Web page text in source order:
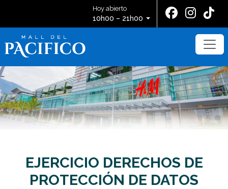
Hoy abierto
10h00 – 21h00
EJERCICIO DERECHOS DE
PROTECCIÓN DE DATOS